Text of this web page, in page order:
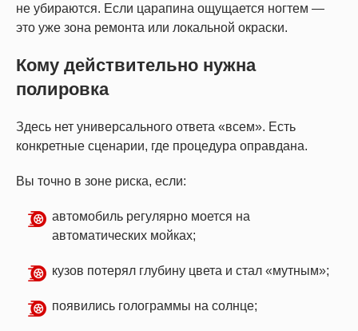
не убираются. Если царапина ощущается ногтем —
это уже зона ремонта или локальной окраски.
Кому действительно нужна
полировка
Здесь нет универсального ответа «всем». Есть
конкретные сценарии, где процедура оправдана.
Вы точно в зоне риска, если:
автомобиль регулярно моется на
автоматических мойках;
кузов потерял глубину цвета и стал «мутным»;
появились голограммы на солнце;